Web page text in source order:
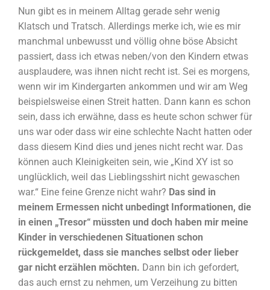
Nun gibt es in meinem Alltag gerade sehr wenig
Klatsch und Tratsch. Allerdings merke ich, wie es mir
manchmal unbewusst und völlig ohne böse Absicht
passiert, dass ich etwas neben/von den Kindern etwas
ausplaudere, was ihnen nicht recht ist. Sei es morgens,
wenn wir im Kindergarten ankommen und wir am Weg
beispielsweise einen Streit hatten. Dann kann es schon
sein, dass ich erwähne, dass es heute schon schwer für
uns war oder dass wir eine schlechte Nacht hatten oder
dass diesem Kind dies und jenes nicht recht war. Das
können auch Kleinigkeiten sein, wie „Kind XY ist so
unglücklich, weil das Lieblingsshirt nicht gewaschen
war.“ Eine feine Grenze nicht wahr? Das sind in
meinem Ermessen nicht unbedingt Informationen, die
in einen „Tresor“ müssten und doch haben mir meine
Kinder in verschiedenen Situationen schon
rückgemeldet, dass sie manches selbst oder lieber
gar nicht erzählen möchten. Dann bin ich gefordert,
das auch ernst zu nehmen, um Verzeihung zu bitten